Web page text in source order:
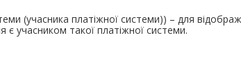
(учасника платіжної системи)) – для
учасником такої платіжної системи.